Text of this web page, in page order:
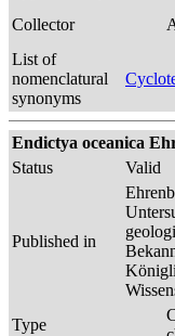
Collector
List of
nomenclatural
synonyms
Endictya oceanica
Status
Valid
Published in
Type